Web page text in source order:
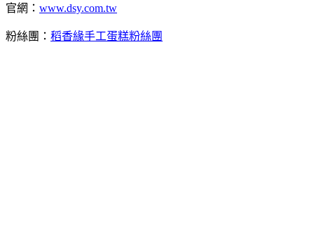
官網： www.dsy.com.tw
粉絲團： 稻香緣手工蛋糕粉絲團